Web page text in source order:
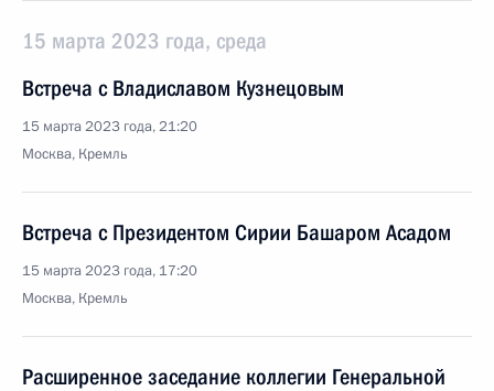
15 марта 2023 года, среда
Встреча с Владиславом Кузнецовым
15 марта 2023 года, 21:20
Москва, Кремль
Встреча с Президентом Сирии Башаром Асадом
15 марта 2023 года, 17:20
Москва, Кремль
Расширенное заседание коллегии Генеральной